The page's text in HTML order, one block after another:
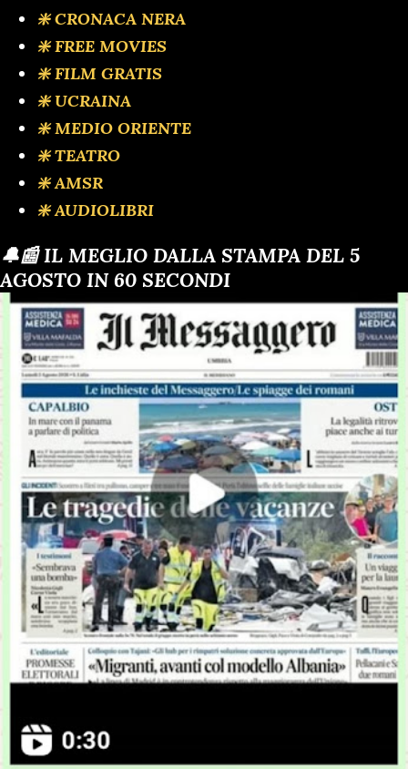
❇️ CRONACA NERA
❇️ FREE MOVIES
❇️ FILM GRATIS
❇️ UCRAINA
❇️ MEDIO ORIENTE
❇️ TEATRO
❇️ AMSR
❇️ AUDIOLIBRI
🔔📰 IL MEGLIO DALLA STAMPA DEL 5
AGOSTO IN 60 SECONDI